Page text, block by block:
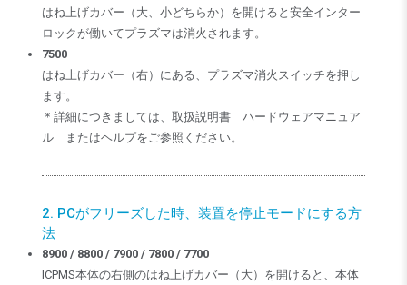
はね上げカバー（大、小どちらか）を開けると安全インター
ロックが働いてプラズマは消火されます。
7500
はね上げカバー（右）にある、プラズマ消火スイッチを押し
ます。
＊詳細につきましては、取扱説明書 ハードウェアマニュア
ル またはヘルプをご参照ください。
2. PCがフリーズした時、装置を停止モードにする方
法
8900 / 8800 / 7900 / 7800 / 7700
ICPMS本体の右側のはね上げカバー（大）を開けると、本体